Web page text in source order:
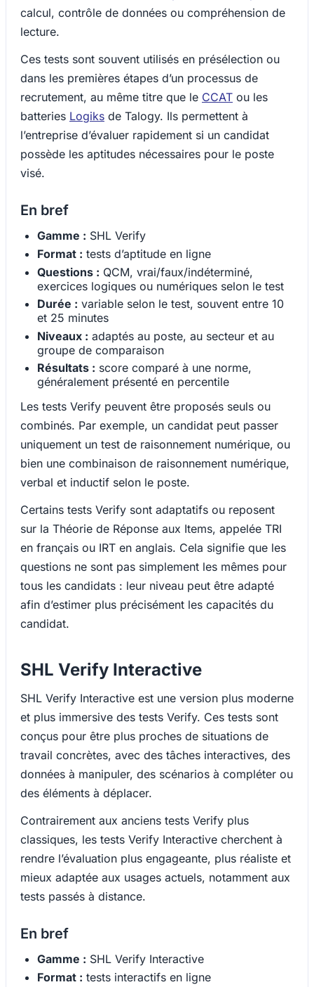
calcul, contrôle de données ou compréhension de
lecture.
Ces tests sont souvent utilisés en présélection ou
dans les premières étapes d’un processus de
recrutement, au même titre que le CCAT ou les
batteries Logiks de Talogy. Ils permettent à
l’entreprise d’évaluer rapidement si un candidat
possède les aptitudes nécessaires pour le poste
visé.
En bref
Gamme : SHL Verify
Format : tests d’aptitude en ligne
Questions : QCM, vrai/faux/indéterminé,
exercices logiques ou numériques selon le test
Durée : variable selon le test, souvent entre 10
et 25 minutes
Niveaux : adaptés au poste, au secteur et au
groupe de comparaison
Résultats : score comparé à une norme,
généralement présenté en percentile
Les tests Verify peuvent être proposés seuls ou
combinés. Par exemple, un candidat peut passer
uniquement un test de raisonnement numérique, ou
bien une combinaison de raisonnement numérique,
verbal et inductif selon le poste.
Certains tests Verify sont adaptatifs ou reposent
sur la Théorie de Réponse aux Items, appelée TRI
en français ou IRT en anglais. Cela signifie que les
questions ne sont pas simplement les mêmes pour
tous les candidats : leur niveau peut être adapté
afin d’estimer plus précisément les capacités du
candidat.
SHL Verify Interactive
SHL Verify Interactive est une version plus moderne
et plus immersive des tests Verify. Ces tests sont
conçus pour être plus proches de situations de
travail concrètes, avec des tâches interactives, des
données à manipuler, des scénarios à compléter ou
des éléments à déplacer.
Contrairement aux anciens tests Verify plus
classiques, les tests Verify Interactive cherchent à
rendre l’évaluation plus engageante, plus réaliste et
mieux adaptée aux usages actuels, notamment aux
tests passés à distance.
En bref
Gamme : SHL Verify Interactive
Format : tests interactifs en ligne